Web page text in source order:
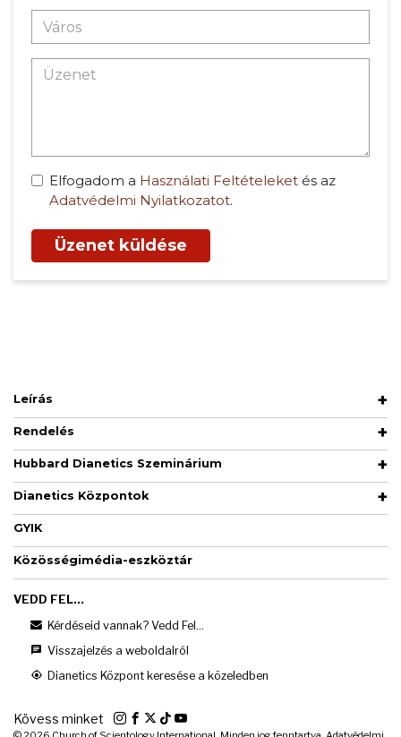
Elfogadom a Használati Feltételeket és az
Adatvédelmi Nyilatkozatot.
Üzenet küldése
Leírás
Rendelés
Hubbard Dianetics Szeminárium
Dianetics Központok
GYIK
Közösségimédia-eszköztár
VEDD FEL...
Kérdéseid vannak? Vedd Fel...
Visszajelzés a weboldalról
Dianetics Központ keresése a közeledben
Kövess minket